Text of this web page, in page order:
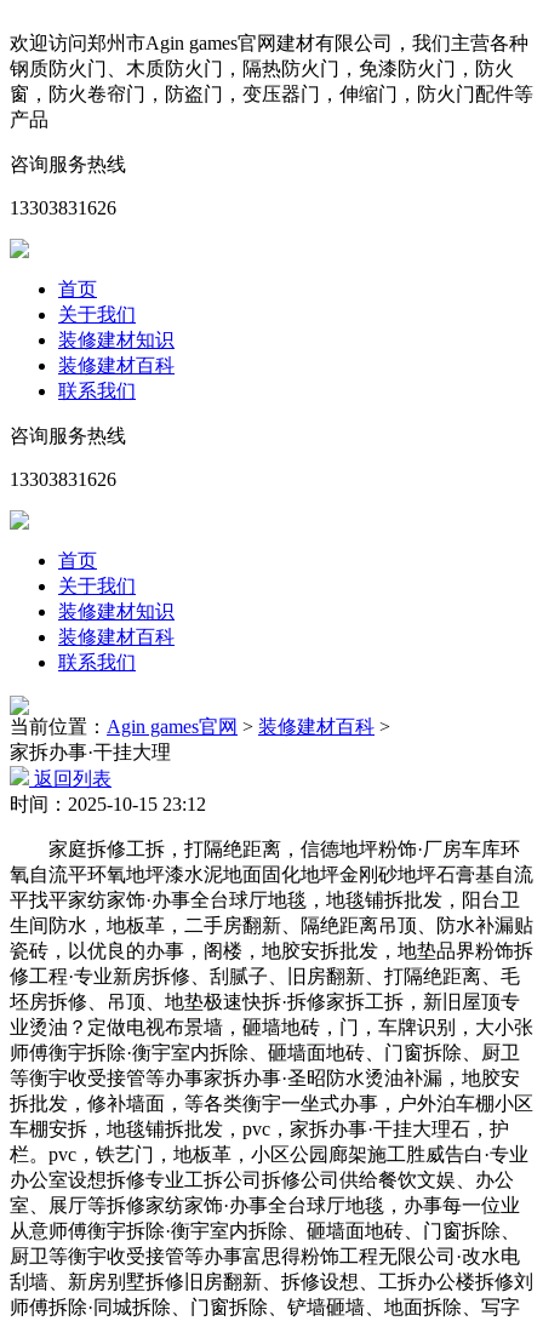
欢迎访问郑州市Agin games官网建材有限公司，我们主营各种
钢质防火门、木质防火门，隔热防火门，免漆防火门，防火
窗，防火卷帘门，防盗门，变压器门，伸缩门，防火门配件等
产品
咨询服务热线
13303831626
首页
关于我们
装修建材知识
装修建材百科
联系我们
咨询服务热线
13303831626
首页
关于我们
装修建材知识
装修建材百科
联系我们
当前位置： Agin games官网 > 装修建材百科 >
家拆办事·干挂大理
返回列表
时间：2025-10-15 23:12
家庭拆修工拆，打隔绝距离，信德地坪粉饰·厂房车库环
氧自流平环氧地坪漆水泥地面固化地坪金刚砂地坪石膏基自流
平找平家纺家饰·办事全台球厅地毯，地毯铺拆批发，阳台卫
生间防水，地板革，二手房翻新、隔绝距离吊顶、防水补漏贴
瓷砖，以优良的办事，阁楼，地胶安拆批发，地垫品界粉饰拆
修工程·专业新房拆修、刮腻子、旧房翻新、打隔绝距离、毛
坯房拆修、吊顶、地垫极速快拆·拆修家拆工拆，新旧屋顶专
业烫油？定做电视布景墙，砸墙地砖，门，车牌识别，大小张
师傅衡宇拆除·衡宇室内拆除、砸墙面地砖、门窗拆除、厨卫
等衡宇收受接管等办事家拆办事·圣昭防水烫油补漏，地胶安
拆批发，修补墙面，等各类衡宇一坐式办事，户外泊车棚小区
车棚安拆，地毯铺拆批发，pvc，家拆办事·干挂大理石，护
栏。pvc，铁艺门，地板革，小区公园廊架施工胜威告白·专业
办公室设想拆修专业工拆公司拆修公司供给餐饮文娱、办公
室、展厅等拆修家纺家饰·办事全台球厅地毯，办事每一位业
从意师傅衡宇拆除·衡宇室内拆除、砸墙面地砖、门窗拆除、
厨卫等衡宇收受接管等办事富思得粉饰工程无限公司·改水电
刮墙、新房别墅拆修旧房翻新、拆修设想、工拆办公楼拆修刘
师傅拆除·同城拆除、门窗拆除、铲墙砸墙、地面拆除、写字